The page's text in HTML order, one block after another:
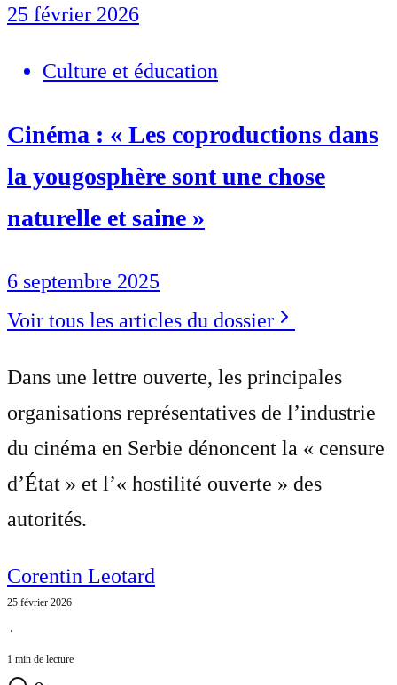
25 février 2026
Culture et éducation
Cinéma : « Les coproductions dans
la yougosphère sont une chose
naturelle et saine »
6 septembre 2025
Voir tous les articles du dossier
Dans une lettre ouverte, les principales
organisations représentatives de l’industrie
du cinéma en Serbie dénoncent la « censure
d’État » et l’« hostilité ouverte » des
autorités.
Corentin Leotard
25 février 2026
⋅
1 min de lecture